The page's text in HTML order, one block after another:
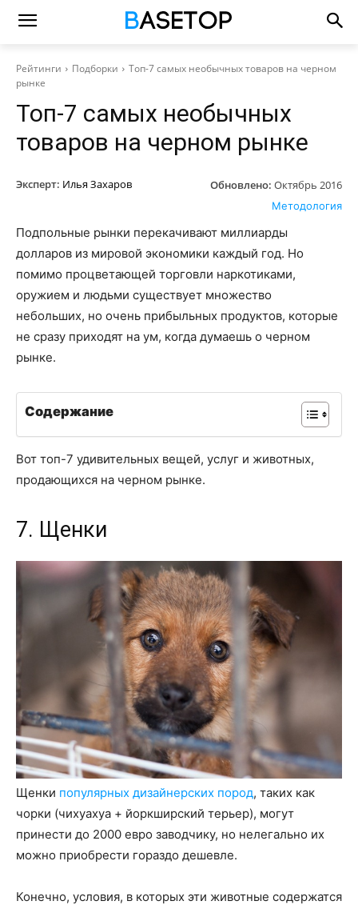
Рейтинги Подборки
Топ-7 самых необычных товаров на черном
рынке
Топ-7 самых необычных
товаров на черном рынке
Эксперт: Илья Захаров Обновлено: Октябрь 2016
Методология
Подпольные рынки перекачивают миллиарды
долларов из мировой экономики каждый год. Но
помимо процветающей торговли наркотиками,
оружием и людьми существует множество
небольших, но очень прибыльных продуктов, которые
не сразу приходят на ум, когда думаешь о черном
рынке.
Содержание
Вот топ-7 удивительных вещей, услуг и животных,
продающихся на черном рынке.
7. Щенки
Щенки популярных дизайнерских пород, таких как
чорки (чихуахуа + йоркширский терьер), могут
принести до 2000 евро заводчику, но нелегально их
можно приобрести гораздо дешевле.
Конечно, условия, в которых эти животные содержатся